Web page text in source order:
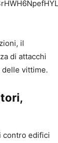
il
di attacchi
delle vittime.
contro edifici